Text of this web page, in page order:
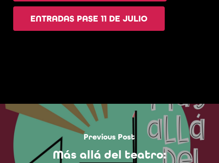
ENTRADAS PASE 11 DE JULIO
Previous Post
Más allá del teatro: